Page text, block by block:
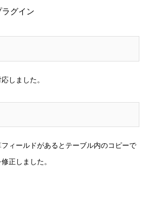
ラグイン
しました。
フィールドがあるとテーブル内のコピーで
正しました。